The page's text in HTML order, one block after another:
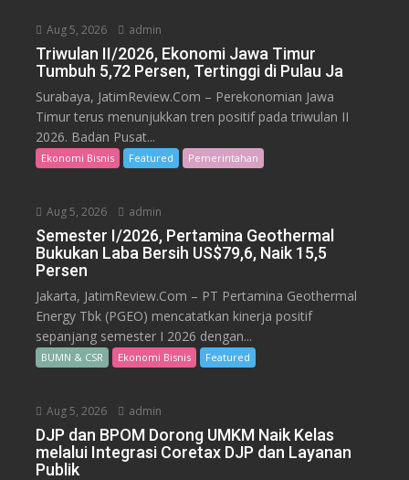
Aug 5, 2026 admin
Triwulan II/2026, Ekonomi Jawa Timur
Tumbuh 5,72 Persen, Tertinggi di Pulau Ja
Surabaya, JatimReview.Com – Perekonomian Jawa
Timur terus menunjukkan tren positif pada triwulan II
2026. Badan Pusat...
Ekonomi Bisnis Featured Pemerintahan
Aug 5, 2026 admin
Semester I/2026, Pertamina Geothermal
Bukukan Laba Bersih US$79,6, Naik 15,5
Persen
Jakarta, JatimReview.Com – PT Pertamina Geothermal
Energy Tbk (PGEO) mencatatkan kinerja positif
sepanjang semester I 2026 dengan...
BUMN & CSR Ekonomi Bisnis Featured
Aug 5, 2026 admin
DJP dan BPOM Dorong UMKM Naik Kelas
melalui Integrasi Coretax DJP dan Layanan
Publik